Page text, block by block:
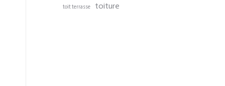
toit terrasse toiture